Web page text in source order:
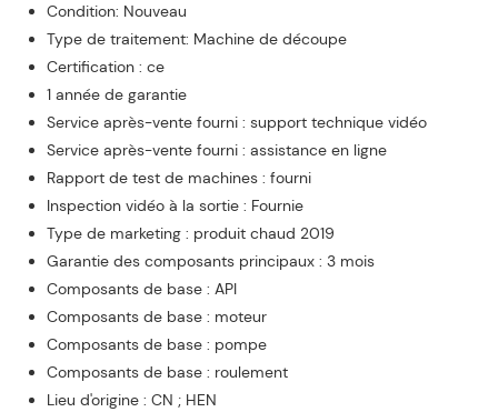
Condition: Nouveau
Type de traitement: Machine de découpe
Certification : ce
1 année de garantie
Service après-vente fourni : support technique vidéo
Service après-vente fourni : assistance en ligne
Rapport de test de machines : fourni
Inspection vidéo à la sortie : Fournie
Type de marketing : produit chaud 2019
Garantie des composants principaux : 3 mois
Composants de base : API
Composants de base : moteur
Composants de base : pompe
Composants de base : roulement
Lieu d'origine : CN ; HEN